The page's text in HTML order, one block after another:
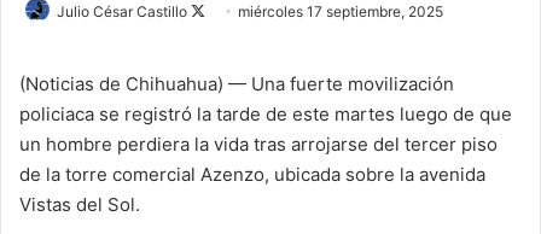
Julio César Castillo
o
w
o
miércoles 17 septiembre, 2025
(Noticias de Chihuahua) — Una fuerte movilización
policiaca se registró la tarde de este martes luego de que
un hombre perdiera la vida tras arrojarse del tercer piso
de la torre comercial Azenzo, ubicada sobre la avenida
Vistas del Sol.